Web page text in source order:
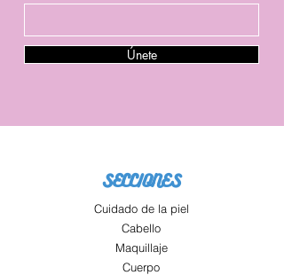
Únete
SECCIONES
Cuidado de la piel
Cabello
Maquillaje
Cuerpo